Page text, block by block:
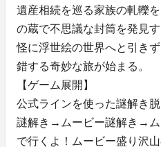
遺産相続を巡る家族の軋轢
の蔵で不思議な封筒を発見
怪に浮世絵の世界へと引き
錯する奇妙な旅が始まる。
【ゲーム展開】
公式ラインを使った謎解き
謎解き→ムービー謎解き→ム
で行くよ！ムービー盛り沢